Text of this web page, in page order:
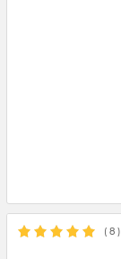
( 8 )